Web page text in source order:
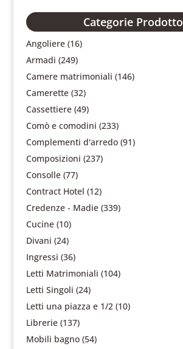
Categorie Prodotto
Angoliere (16)
Armadi (249)
Camere matrimoniali (146)
Camerette (32)
Cassettiere (49)
Comò e comodini (233)
Complementi d'arredo (91)
Composizioni (237)
Consolle (77)
Contract Hotel (12)
Credenze - Madie (339)
Cucine (10)
Divani (24)
Ingressi (36)
Letti Matrimoniali (104)
Letti Singoli (24)
Letti una piazza e 1/2 (10)
Librerie (137)
Mobili bagno (54)